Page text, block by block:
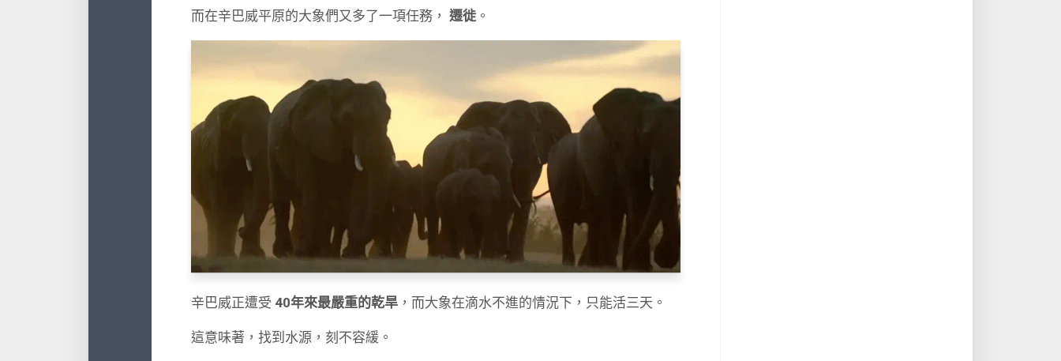
而在辛巴威平原的大象們又多了一項任務， 遷徙 。
辛巴威正遭受 40年來最嚴重的乾旱 ，而大象在滴水不進的情況下，只能活三天。
這意味著，找到水源，刻不容緩。